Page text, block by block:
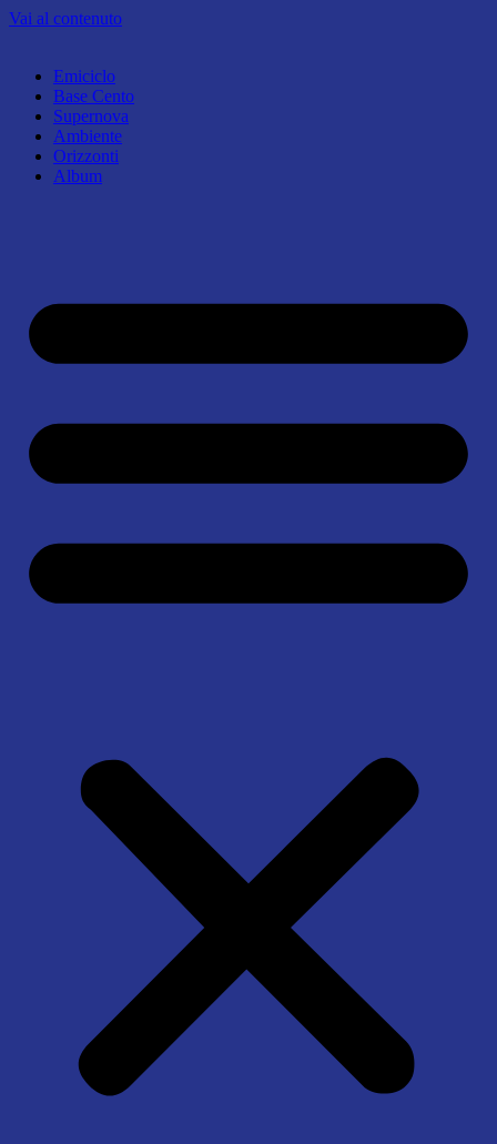
Vai al contenuto
Emiciclo
Base Cento
Supernova
Ambiente
Orizzonti
Album